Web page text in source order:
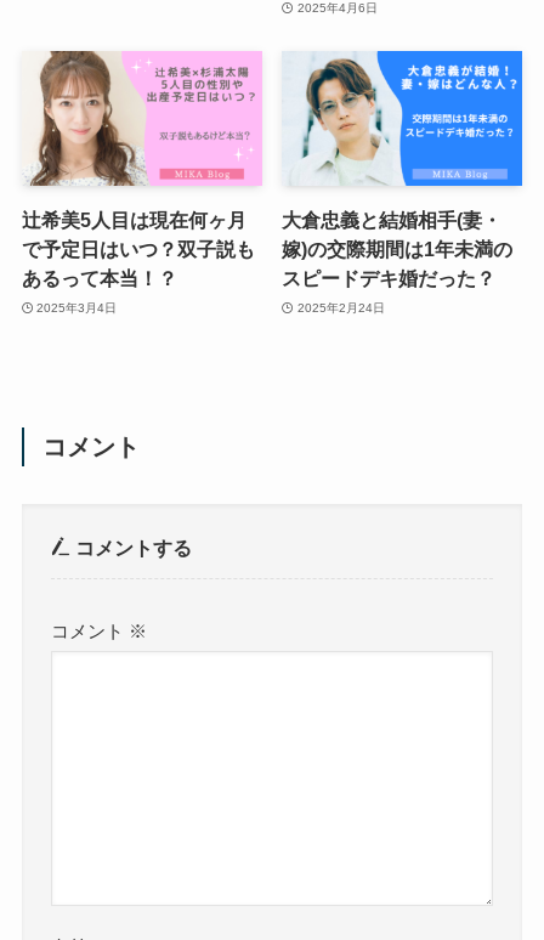
2025年4月6日
辻希美5人目は現在何ヶ月
で予定日はいつ？双子説も
あるって本当！？
2025年3月4日
大倉忠義と結婚相手(妻・
嫁)の交際期間は1年未満の
スピードデキ婚だった？
2025年2月24日
コメント
コメントする
コメント ※